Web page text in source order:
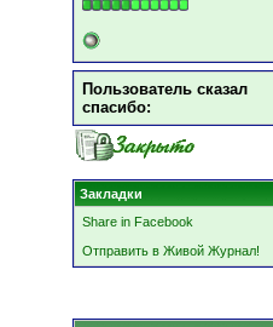
Пользователь сказал
cпасибо:
Закладки
Share in Facebook
Отправить в Живой Журнал!